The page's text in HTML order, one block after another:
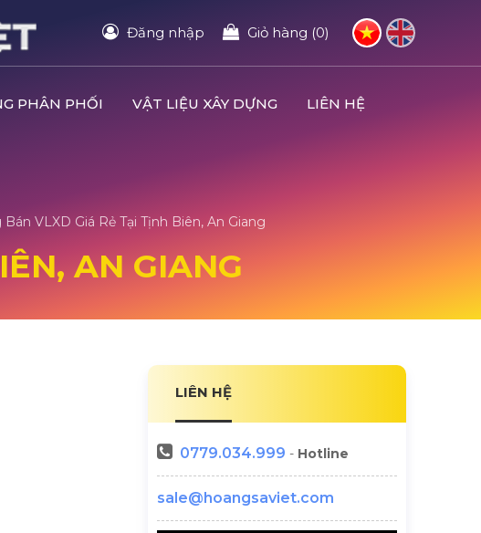
Đăng nhập Giỏ hàng (0)
PHÂN PHỐI VẬT LIỆU XÂY DỰNG LIÊN HỆ
Bán VLXD Giá Rẻ Tại Tịnh Biên, An Giang
AN GIANG
LIÊN HỆ
0779.034.999 - Hotline
sale@hoangsaviet.com